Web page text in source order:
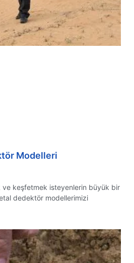
Modelleri
ve keşfetmek isteyenlerin büyük bir
dedektör modellerimizi